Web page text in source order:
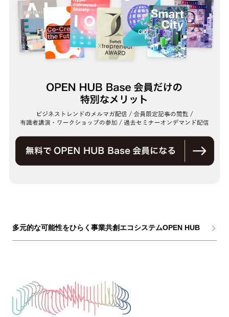
多元的な可能性をひらく事業共創エコシステムOPEN HUB